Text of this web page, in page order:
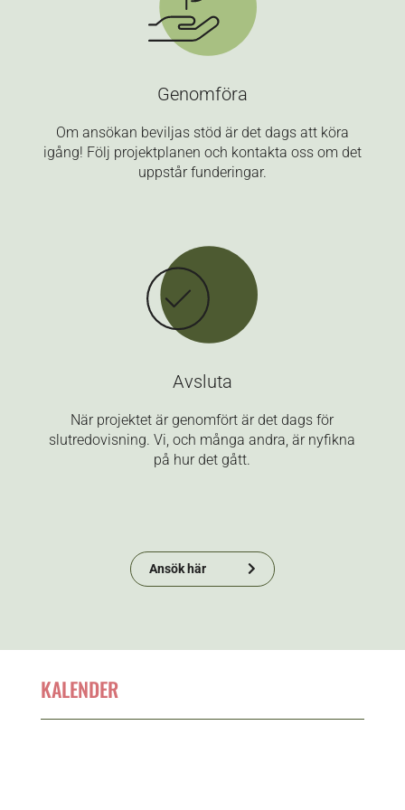
Genomföra
Om ansökan beviljas stöd är det dags att köra
igång! Följ projektplanen och kontakta oss om det
uppstår funderingar.
Avsluta
När projektet är genomfört är det dags för
slutredovisning. Vi, och många andra, är nyfikna
på hur det gått.
Ansök här
KALENDER